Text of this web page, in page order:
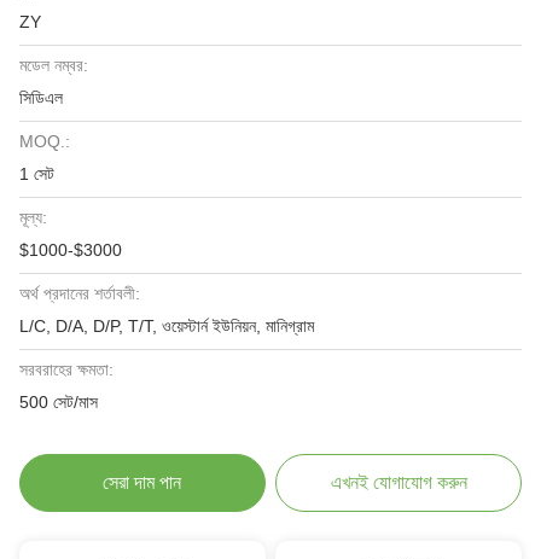
ZY
মডেল নম্বর:
সিডিএল
MOQ.:
1 সেট
মূল্য:
$1000-$3000
অর্থ প্রদানের শর্তাবলী:
L/C, D/A, D/P, T/T, ওয়েস্টার্ন ইউনিয়ন, মানিগ্রাম
সরবরাহের ক্ষমতা:
500 সেট/মাস
সেরা দাম পান এখনই যোগাযোগ করুন